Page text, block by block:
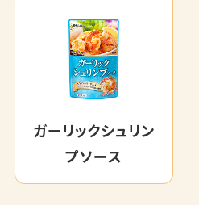
ガーリックシュリン
プソース